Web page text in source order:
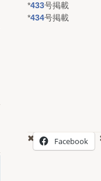
*433号掲載
*434号掲載
Facebook